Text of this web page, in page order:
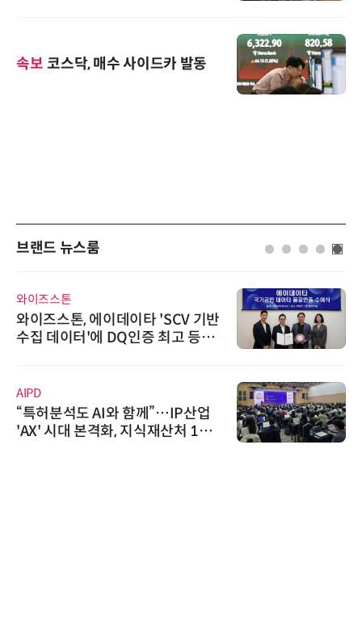
속보 코스닥, 매수 사이드카 발동
브랜드 뉴스룸
와이즈스톤
와이즈스톤, 에이데이타 'SCV 기반
수집 데이터'에 DQ인증 최고 등급
AIPD
“특허분석도 AI와 함께”…IP산업
'AX' 시대 본격화, 지식재산처 1호